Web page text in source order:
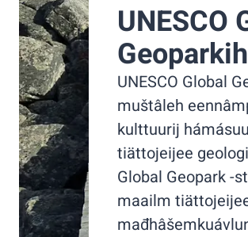
UNESCO
Geoparkih
UNESCO Global
muštâleh
kulttuurij
tiättojeijee
Global Geopark -
maailm